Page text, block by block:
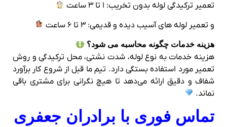
تعمیر ترکیدگی لوله بدون تخریب: ۱ تا ۳ ساعت
و تعمیر لوله‌ های آسیب دیده و قدیمی: ۳ تا ۶ ساعت
هزینه خدمات چگونه محاسبه می‌ شود؟
هزینه خدمات به نوع لوله، شدت نشتی، محل ترکیدگی و روش
تعمیر مورد استفاده بستگی دارد. تیم ما قبل از شروع کار برآورد
شفاف و دقیق ارائه می‌دهد تا هیچ نگرانی برای مشتری باقی
نماند.
تماس فوری با برادران جعفری